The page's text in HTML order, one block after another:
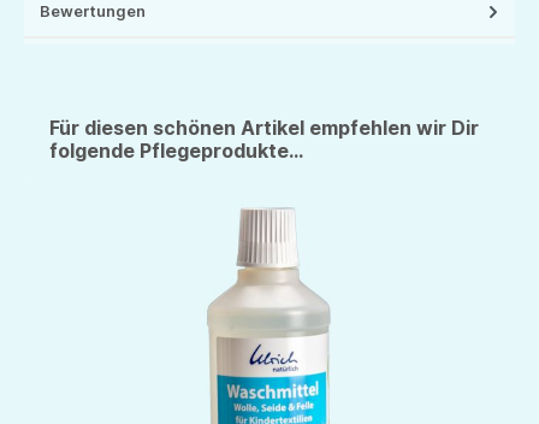
Bewertungen
Für diesen schönen Artikel empfehlen wir Dir
folgende Pflegeprodukte...